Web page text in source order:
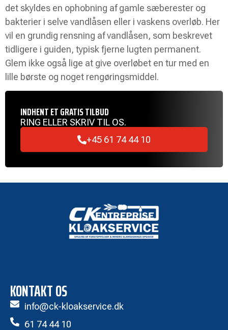
det skyldes en ophobning af gamle sæberester og
bakterier i selve vandlåsen eller i vaskens overløb. Her
vil en grundig rensning af vandlåsen, som beskrevet
tidligere i guiden, typisk fjerne lugten permanent.
Glem ikke også lige at give overløbet en tur med en
lille børste og noget rengøringsmiddel.
INDHENT ET GRATIS TILBUD
RING ELLER SKRIV TIL OS.
+45 61 74 44 10
KONTAKT OS
info@ck-kloakservice.dk
61 74 44 10